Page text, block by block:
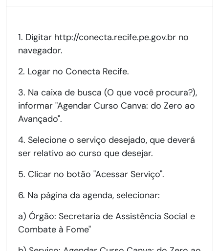
1. Digitar http://conecta.recife.pe.gov.br no
navegador.
2. Logar no Conecta Recife.
3. Na caixa de busca (O que você procura?),
informar "Agendar Curso Canva: do Zero ao
Avançado".
4. Selecione o serviço desejado, que deverá
ser relativo ao curso que desejar.
5. Clicar no botão "Acessar Serviço".
6. Na página da agenda, selecionar:
a) Órgão: Secretaria de Assistência Social e
Combate à Fome"